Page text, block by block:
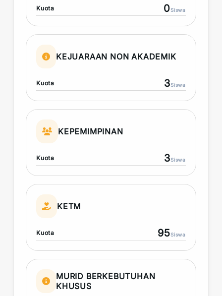
Kuota 0Siswa
KEJUARAAN NON AKADEMIK
Kuota 3Siswa
KEPEMIMPINAN
Kuota 3Siswa
KETM
Kuota 95Siswa
MURID BERKEBUTUHAN
KHUSUS